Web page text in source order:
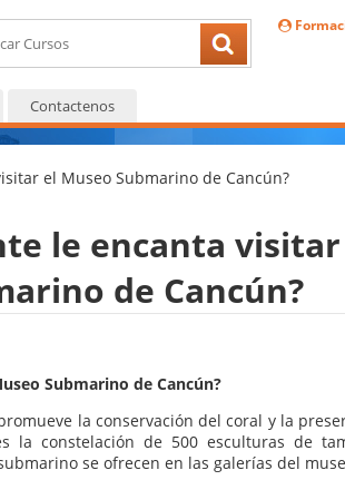
Contactenos
el Museo Submarino de Cancún?
le encanta
de Cancún?
Submarino de Cancún?
la conservación del coral y la
la constelación de 500 esculturas de
se ofrecen en las galerías del